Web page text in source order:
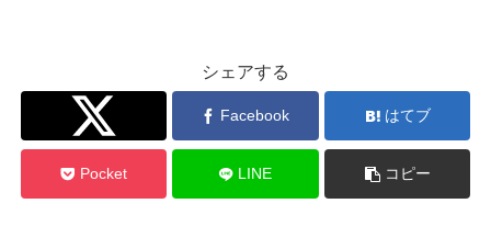
シェアする
Twitter Facebook はてブ
Pocket LINE コピー